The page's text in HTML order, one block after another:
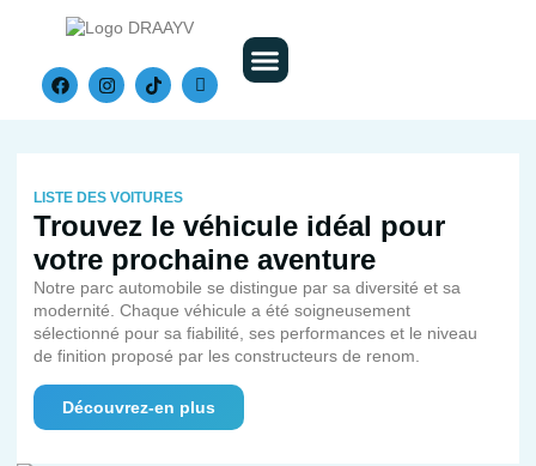
LISTE DES VOITURES
Trouvez le véhicule idéal pour
votre prochaine aventure
Notre parc automobile se distingue par sa diversité et sa
modernité. Chaque véhicule a été soigneusement
sélectionné pour sa fiabilité, ses performances et le niveau
de finition proposé par les constructeurs de renom.
Découvrez-en plus